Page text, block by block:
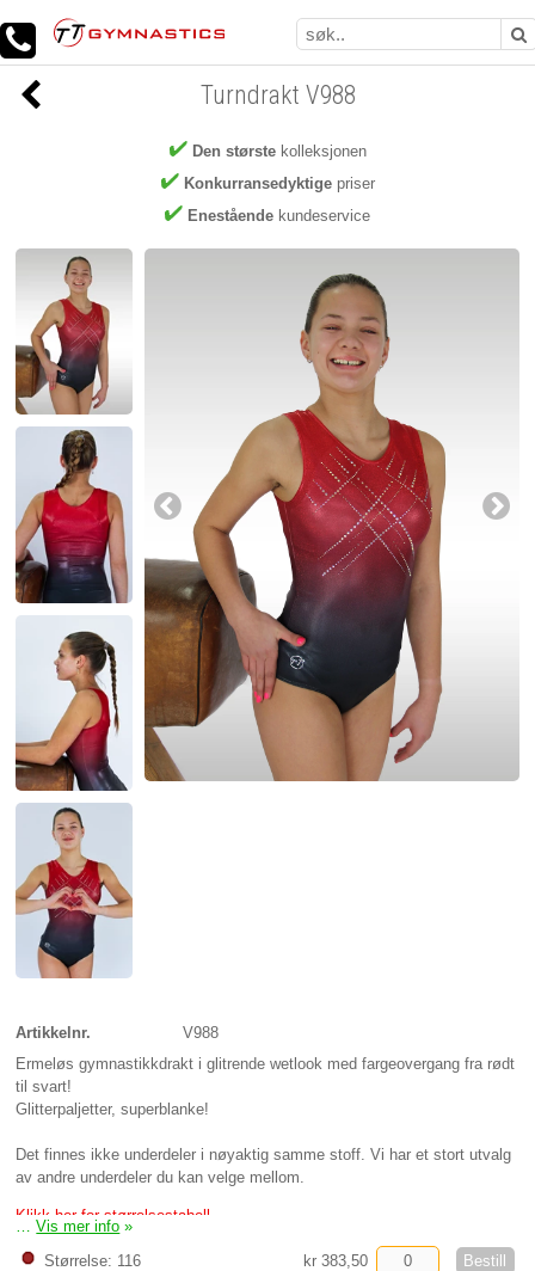
Den størstekolleksjonen
Konkurransedyktigepriser
Enestående kundeservice
Turndrakt V988
Artikkelnr.
V988
Ermeløs gymnastikkdrakt i glitrende wetlook med fargeovergang fra rødt
til svart!
Glitterpaljetter, superblanke!
Det finnes ikke underdeler i nøyaktig samme stoff. Vi har et stort utvalg
av andre underdeler du kan velge mellom.
…Vis mer info »
Klikk her for størrelsestabell
Størrelse: 116 kr 383,50
Bestill